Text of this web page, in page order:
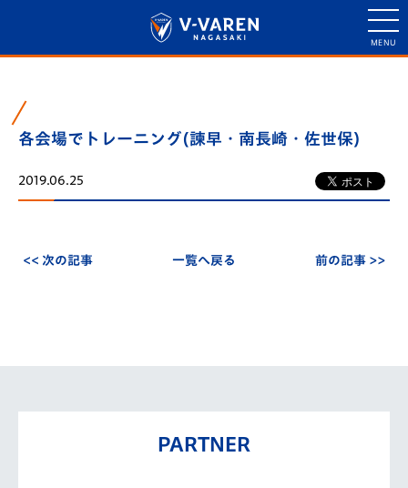
各会場でトレーニング(諫早・南長崎・佐世保)
2019.06.25
<< 次の記事 一覧へ戻る 前の記事 >>
PARTNER